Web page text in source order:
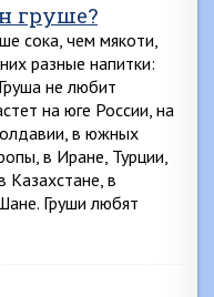
груше?
сока, чем мякоти,
разные напитки:
не любит
на юге России, на
в южных
в Иране, Турции,
Казахстане, в
Груши любят